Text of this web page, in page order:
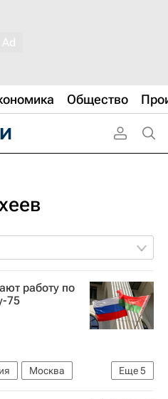
Общество
работу по
75
Еще5
Москва